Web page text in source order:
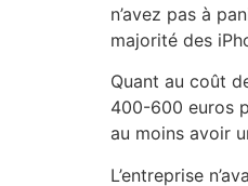
n’avez pas à
majorité des
Quant au coût
400-600 euros
au moins avoir
L’entreprise